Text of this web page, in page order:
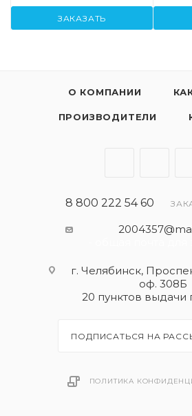
ЗАКАЗАТЬ
О КОМПАНИИ
ПРОИЗВОДИТЕЛИ
8 800 222 54 60
г. Челябинск,
оф. 308Б
20 пунктов выдачи
ПОДПИСАТЬСЯ НА
ПОЛИТИКА